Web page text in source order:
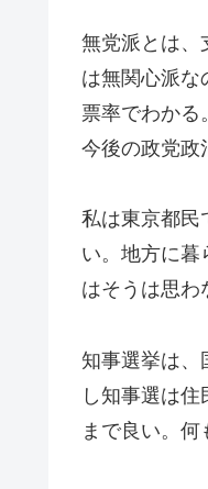
無党派とは、
は無関心派な
票率でわかる
今後の政党政
私は東京都民
い。地方に暮
はそうは思わ
知事選挙は、
し知事選は
まで良い。